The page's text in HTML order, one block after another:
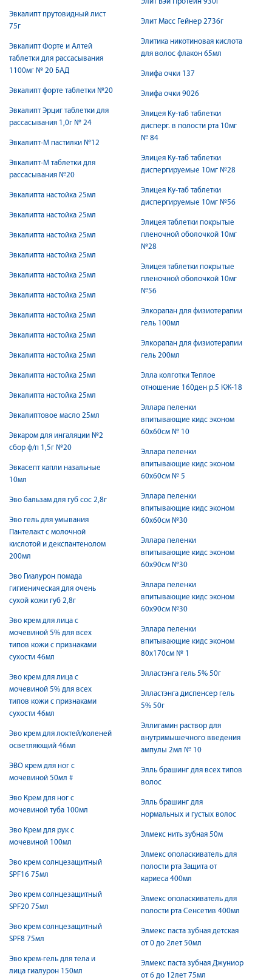
Эвкалипт прутовидный лист
75г
Эвкалипт Форте и Алтей
таблетки для рассасывания
1100мг № 20 БАД
Эвкалипт форте таблетки №20
Эвкалипт Эрциг таблетки для
рассасывания 1,0г № 24
Эвкалипт-М пастилки №12
Эвкалипт-М таблетки для
рассасывания №20
Эвкалипта настойка 25мл
Эвкалипта настойка 25мл
Эвкалипта настойка 25мл
Эвкалипта настойка 25мл
Эвкалипта настойка 25мл
Эвкалипта настойка 25мл
Эвкалипта настойка 25мл
Эвкалипта настойка 25мл
Эвкалипта настойка 25мл
Эвкалипта настойка 25мл
Эвкалипта настойка 25мл
Эвкалиптовое масло 25мл
Эвкаром для ингаляции №2
сбор ф/п 1,5г №20
Эвкасепт капли назальные
10мл
Эво бальзам для губ сос 2,8г
Эво гель для умывания
Пантелакт с молочной
кислотой и декспантенолом
200мл
Эво Гиалурон помада
гигиеническая для очень
сухой кожи губ 2,8г
Эво крем для лица с
мочевиной 5% для всех
типов кожи с признаками
сухости 46мл
Эво крем для лица с
мочевиной 5% для всех
типов кожи с признаками
сухости 46мл
Эво крем для локтей/коленей
осветляющий 46мл
ЭВО крем для ног с
мочевиной 50мл #
Эво Крем для ног с
мочевиной туба 100мл
Эво Крем для рук с
мочевиной 100мл
Эво крем солнцезащитный
SPF16 75мл
Эво крем солнцезащитный
SPF20 75мл
Эво крем солнцезащитный
SPF8 75мл
Эво крем-гель для тела и
лица гиалурон 150мл
Элит Масс Гейнер 2736г
Элитика никотиновая кислота
для волос флакон 65мл
Элифа очки 137
Элифа очки 9026
Элицея Ку-таб таблетки
дисперг. в полости рта 10мг
№ 84
Элицея Ку-таб таблетки
диспергируемые 10мг №28
Элицея Ку-таб таблетки
диспергируемые 10мг №56
Элицея таблетки покрытые
пленочной оболочкой 10мг
№28
Элицея таблетки покрытые
пленочной оболочкой 10мг
№56
Элкорапан для физиотерапии
гель 100мл
Элкорапан для физиотерапии
гель 200мл
Элла колготки Теплое
отношение 160ден р.5 КЖ-18
Эллара пеленки
впитывающие кидс эконом
60х60см № 10
Эллара пеленки
впитывающие кидс эконом
60х60см № 5
Эллара пеленки
впитывающие кидс эконом
60х60см №30
Эллара пеленки
впитывающие кидс эконом
60х90см №30
Эллара пеленки
впитывающие кидс эконом
60х90см №30
Эллара пеленки
впитывающие кидс эконом
80х170см № 1
Элластэнга гель 5% 50г
Элластэнга диспенсер гель
5% 50г
Эллигамин раствор для
внутримышечного введения
ампулы 2мл № 10
Элль брашинг для всех типов
волос
Элль брашинг для
нормальных и густых волос
Элмекс нить зубная 50м
Элмекс ополаскиватель для
полости рта Защита от
кариеса 400мл
Элмекс ополаскиватель для
полости рта Сенсетив 400мл
Элмекс паста зубная детская
от 0 до 2лет 50мл
Элмекс паста зубная Джуниор
от 6 до 12лет 75мл